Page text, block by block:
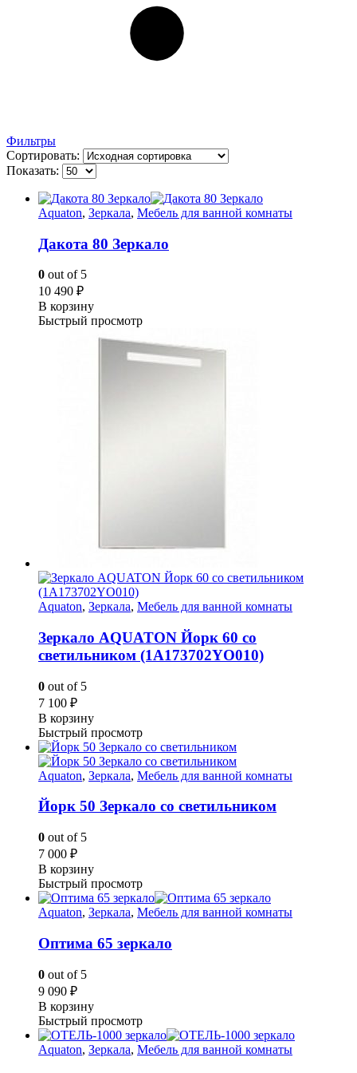
Фильтры
Сортировать:
Показать:
Aquaton, Зеркала, Мебель для ванной комнаты
Дакота 80 Зеркало
0 out of 5
10 490 ₽
В корзину
Быстрый просмотр
Aquaton, Зеркала, Мебель для ванной комнаты
Зеркало AQUATON Йорк 60 со
светильником (1A173702YO010)
0 out of 5
7 100 ₽
В корзину
Быстрый просмотр
Aquaton, Зеркала, Мебель для ванной комнаты
Йорк 50 Зеркало со светильником
0 out of 5
7 000 ₽
В корзину
Быстрый просмотр
Aquaton, Зеркала, Мебель для ванной комнаты
Оптима 65 зеркало
0 out of 5
9 090 ₽
В корзину
Быстрый просмотр
Aquaton, Зеркала, Мебель для ванной комнаты